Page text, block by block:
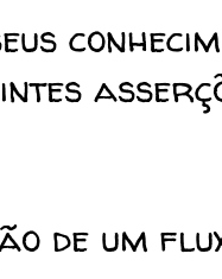
de um